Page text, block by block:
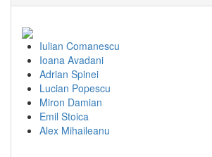
Iulian Comanescu
Ioana Avadani
Adrian Spinei
Lucian Popescu
Miron Damian
Emil Stoica
Alex Mihaileanu